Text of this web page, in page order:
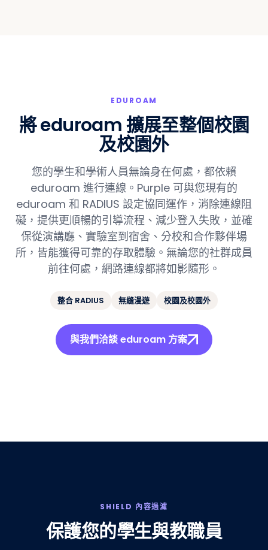
EDUROAM
將 eduroam 擴展至整個校園
及校園外
您的學生和學術人員無論身在何處，都依賴
eduroam 進行連線。Purple 可與您現有的
eduroam 和 RADIUS 設定協同運作，消除連線阻
礙，提供更順暢的引導流程、減少登入失敗，並確
保從演講廳、實驗室到宿舍、分校和合作夥伴場
所，皆能獲得可靠的存取體驗。無論您的社群成員
前往何處，網路連線都將如影隨形。
整合 RADIUS 無縫漫遊 校園及校園外
與我們洽談 eduroam 方案
SHIELD 內容過濾
保護您的學生與教職員